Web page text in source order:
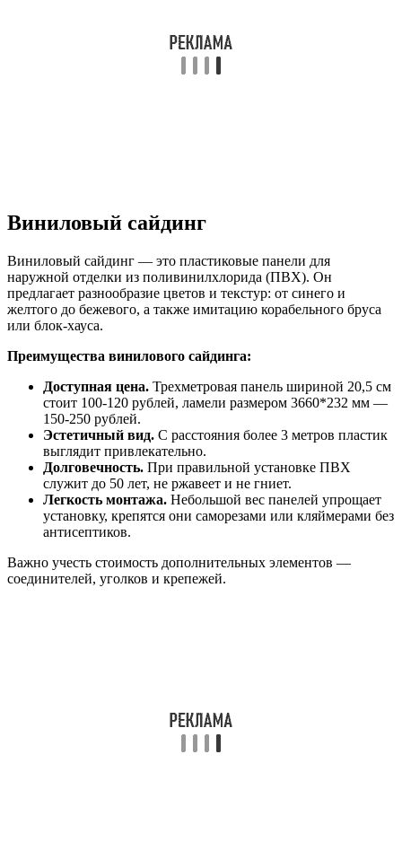
Виниловый сайдинг
Виниловый сайдинг — это пластиковые панели для
наружной отделки из поливинилхлорида (ПВХ). Он
предлагает разнообразие цветов и текстур: от синего и
желтого до бежевого, а также имитацию корабельного бруса
или блок-хауса.
Преимущества винилового сайдинга:
Доступная цена. Трехметровая панель шириной 20,5 см
стоит 100-120 рублей, ламели размером 3660*232 мм —
150-250 рублей.
Эстетичный вид. С расстояния более 3 метров пластик
выглядит привлекательно.
Долговечность. При правильной установке ПВХ
служит до 50 лет, не ржавеет и не гниет.
Легкость монтажа. Небольшой вес панелей упрощает
установку, крепятся они саморезами или кляймерами без
антисептиков.
Важно учесть стоимость дополнительных элементов —
соединителей, уголков и крепежей.